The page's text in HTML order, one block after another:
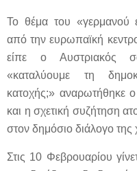
Το θέμα του «γερμανού
από την ευρωπαϊκή
είπε ο Αυστριακός
«καταλύουμε τη
κατοχής;» αναρωτήθηκε
και η σχετική συζήτηση
στον δημόσιο διάλογο
Στις 10 Φεβρουαρίου